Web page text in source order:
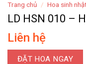
Trang chủ / Hoa sinh
LD HSN 010 –
Liên hệ
ĐẶT HOA NGAY